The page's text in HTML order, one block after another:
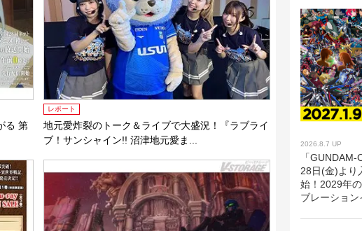
る 第
レポート
地元愛炸裂のトーク＆ライブで大盛況！『ラブライ
ブ！サンシャイン!! 沼津地元愛ま...
2026.8.7 UP
「
28日(金)より
始！2029年
ブレーション